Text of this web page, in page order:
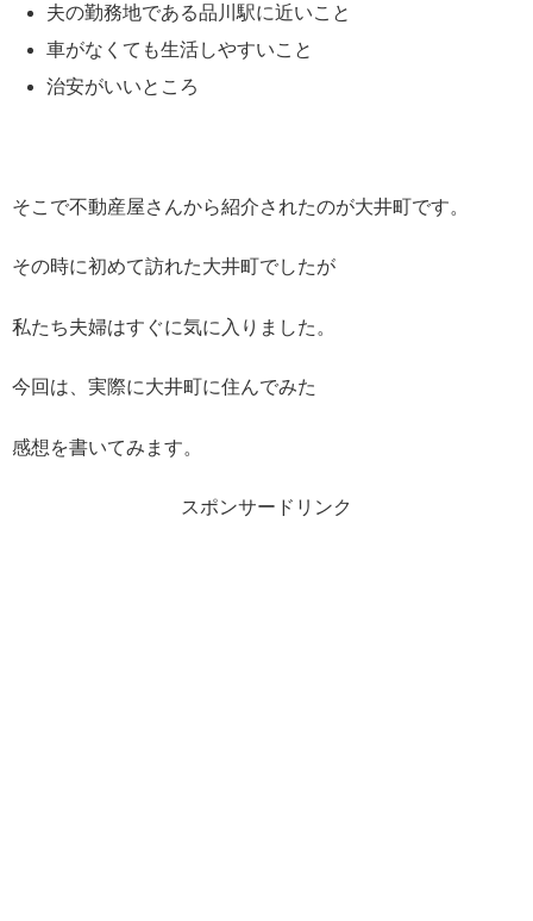
夫の勤務地である品川駅に近いこと
車がなくても生活しやすいこと
治安がいいところ
そこで不動産屋さんから紹介されたのが大井町です。
その時に初めて訪れた大井町でしたが
私たち夫婦はすぐに気に入りました。
今回は、実際に大井町に住んでみた
感想を書いてみます。
スポンサードリンク